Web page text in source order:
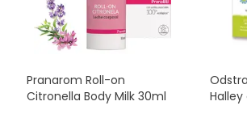
Pranarom Roll-on
Citronella Body Milk 30ml
Halley